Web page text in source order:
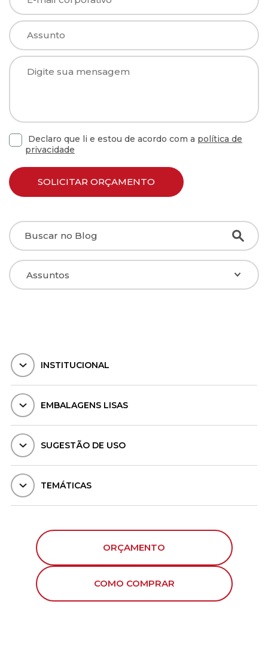
Declaro que li e estou de acordo com a política de
privacidade
INSTITUCIONAL
EMBALAGENS LISAS
SUGESTÃO DE USO
TEMÁTICAS
ORÇAMENTO
COMO COMPRAR